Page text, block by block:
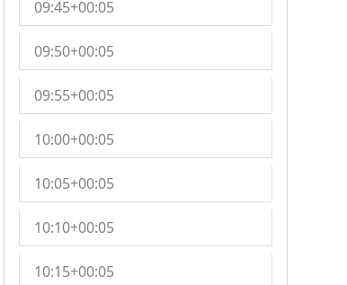
09:45+00:05
09:50+00:05
09:55+00:05
10:00+00:05
10:05+00:05
10:10+00:05
10:15+00:05